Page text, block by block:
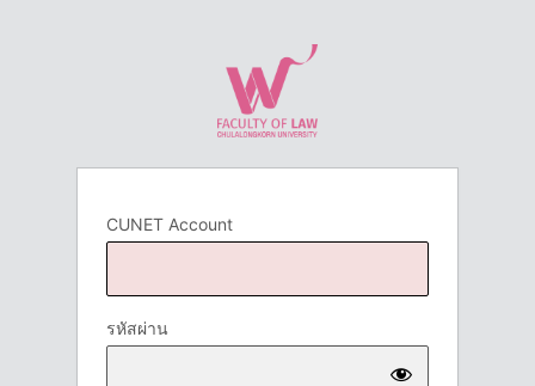
CUNET Account
รหัสผ่าน